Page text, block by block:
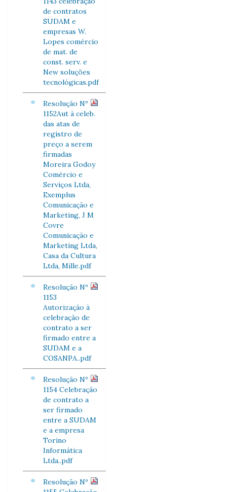
de contratos
SUDAM e
empresas W.
Lopes comércio
de mat. de
const. serv. e
New soluções
tecnológicas.pdf
Resolução Nº
1152Aut à celeb.
das atas de
registro de
preço a serem
firmadas
Moreira Godoy
Comércio e
Serviços Ltda,
Exemplus
Comunicação e
Marketing, J M
Covre
Comunicação e
Marketing Ltda,
Casa da Cultura
Ltda, Mille.pdf
Resolução Nº
1153
Autorização à
celebração de
contrato a ser
firmado entre a
SUDAM e a
COSANPA..pdf
Resolução Nº
1154 Celebração
de contrato a
ser firmado
entre a SUDAM
e a empresa
Torino
Informática
Ltda..pdf
Resolução Nº